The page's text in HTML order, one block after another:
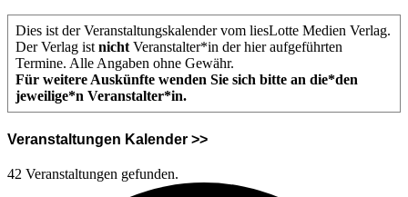
Dies ist der Veranstaltungskalender vom liesLotte Medien Verlag.
Der Verlag ist nicht Veranstalter*in der hier aufgeführten
Termine. Alle Angaben ohne Gewähr.
Für weitere Auskünfte wenden Sie sich bitte an die*den
jeweilige*n Veranstalter*in.
Veranstaltungen Kalender >>
42 Veranstaltungen gefunden.